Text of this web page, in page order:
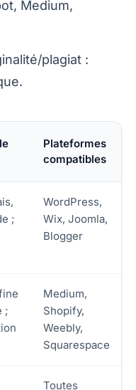
Medium,
plagiat :
Plateformes
compatibles
;
WordPress,
Wix, Joomla,
Blogger
;
Medium,
Shopify,
Weebly,
Squarespace
Toutes